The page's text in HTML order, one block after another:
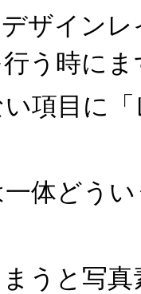
ザインレ
う時にま
項目に「
体どう
うと写真